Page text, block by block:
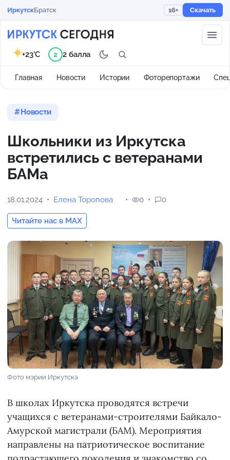
ИркутскБратск 16+ Скачать
Главная Новости Истории Фоторепортажи
+23°C 2 2 балла
Новости
Школьники из Иркутска
встретились с ветеранами
БАМа
18.01.2024 Елена Торопова
Читайте нас в MAX
0 0
Фото мэрии Иркутска
В школах Иркутска проводятся встречи
учащихся с ветеранами-строителями Байкало-
Амурской магистрали (БАМ). Мероприятия
направлены на патриотическое воспитание